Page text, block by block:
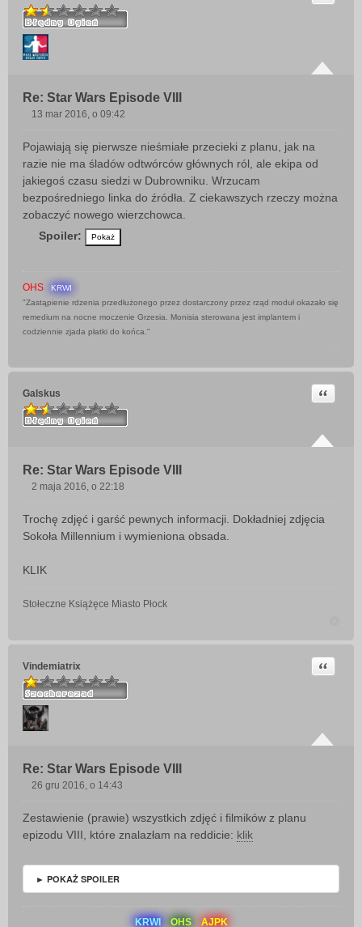
Re: Star Wars Episode VIII
s
t
13 mar 2016, o 09:42
Pojawiają się pierwsze nieśmiałe przecieki z planu, jak na
razie nie ma śladów odtwórców głównych ról, ale ekipa od
jakiegoś czasu siedzi w Dubrowniku. Wrzucam
bezpośredniego linka do źródła. Z ciekawszych rzeczy można
zobaczyć nowego wierzchowca.
Spoiler:
OHS
KRWI
"Zastąpienie rdzenia przedłużonego przez dostarczony przez rząd moduł okazało się
remedium na nocne moczenie Grzesia. Monisia sterowana jest implantem i
codziennie zjada płatki do końca."
Galskus
Re: Star Wars Episode VIII
Cytuj
s
t
2 maja 2016, o 22:18
Trochę zdjęć i garść pewnych informacji. Dokładniej zdjęcia
Sokoła Millennium i wymieniona obsada.
KLIK
Stołeczne Książęce Miasto Płock
Vindemiatrix
Re: Star Wars Episode VIII
Cytuj
s
t
26 gru 2016, o 14:43
Zestawienie (prawie) wszystkich zdjęć i filmików z planu
epizodu VIII, które znalazłam na reddicie: klik
► POKAŻ SPOILER
KRWI OHS AJPK